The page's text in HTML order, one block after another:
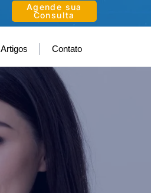
Agende sua
Consulta
Artigos Contato